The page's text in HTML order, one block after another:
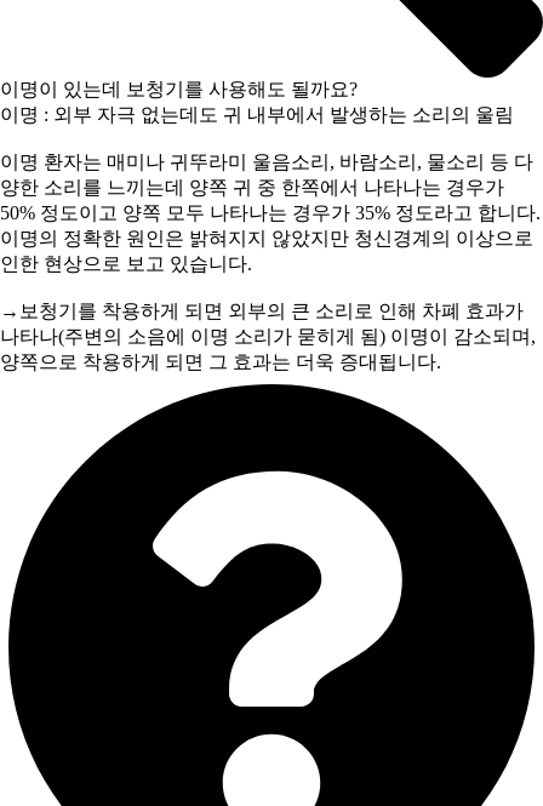
이명이 있는데 보청기를 사용해도 될까요?
이명 : 외부 자극 없는데도 귀 내부에서 발생하는 소리의 울림
이명 환자는 매미나 귀뚜라미 울음소리, 바람소리, 물소리 등 다
양한 소리를 느끼는데 양쪽 귀 중 한쪽에서 나타나는 경우가
50% 정도이고 양쪽 모두 나타나는 경우가 35% 정도라고 합니다.
이명의 정확한 원인은 밝혀지지 않았지만 청신경계의 이상으로
인한 현상으로 보고 있습니다.
→보청기를 착용하게 되면 외부의 큰 소리로 인해 차폐 효과가
나타나(주변의 소음에 이명 소리가 묻히게 됨) 이명이 감소되며,
양쪽으로 착용하게 되면 그 효과는 더욱 증대됩니다.